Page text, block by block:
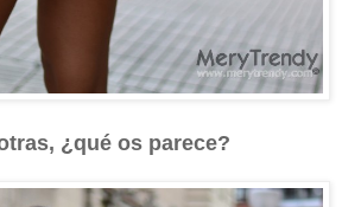
¿qué os parece?